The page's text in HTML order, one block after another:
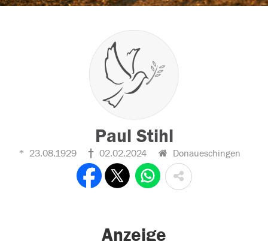
Paul Stihl
23.08.1929 02.02.2024 Donaueschingen
Anzeige